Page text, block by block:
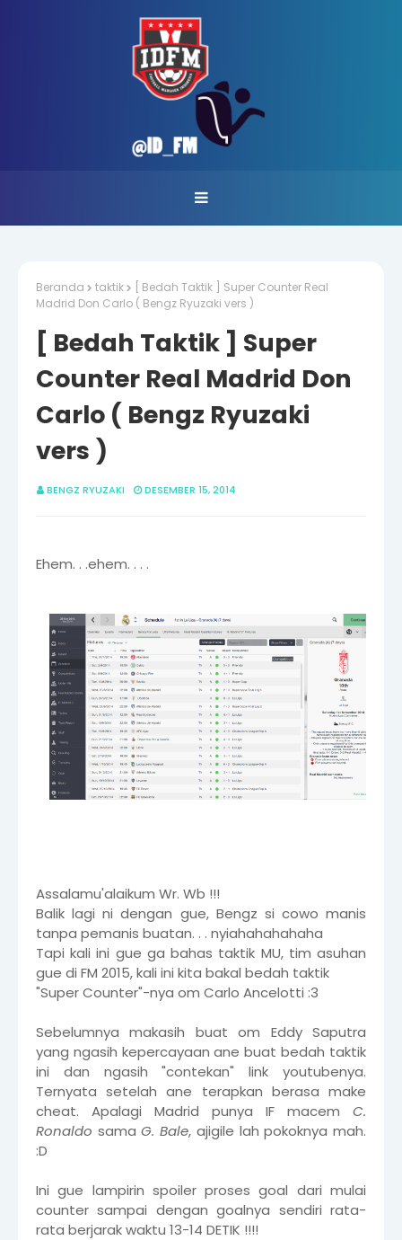
Beranda taktik
[ Bedah Taktik ] Super Counter Real
Madrid Don Carlo ( Bengz Ryuzaki vers )
[ Bedah Taktik ] Super
Counter Real Madrid Don
Carlo ( Bengz Ryuzaki
vers )
BENGZ RYUZAKI DESEMBER 15, 2014
Ehem. . .ehem. . . .
Assalamu'alaikum Wr. Wb !!!
Balik lagi ni dengan gue, Bengz si cowo manis
tanpa pemanis buatan. . . nyiahahahahaha
Tapi kali ini gue ga bahas taktik MU, tim asuhan
gue di FM 2015, kali ini kita bakal bedah taktik
"Super Counter"-nya om Carlo Ancelotti :3
Sebelumnya makasih buat om Eddy Saputra
yang ngasih kepercayaan ane buat bedah taktik
ini dan ngasih "contekan" link youtubenya.
Ternyata setelah ane terapkan berasa make
cheat. Apalagi Madrid punya IF macem C.
Ronaldo samaG. Bale, ajigile lah pokoknya mah.
:D
Ini gue lampirin spoiler proses goal dari mulai
counter sampai dengan goalnya sendiri rata-
rata berjarak waktu 13-14 DETIK !!!!